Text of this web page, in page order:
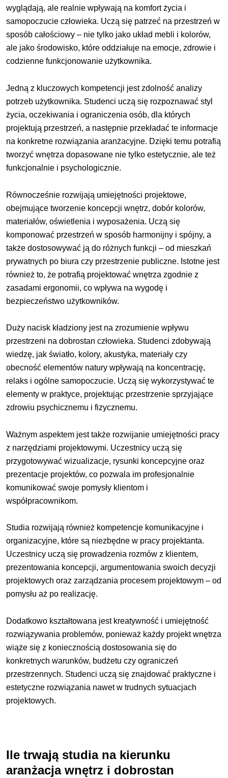
wyglądają, ale realnie wpływają na komfort życia i
samopoczucie człowieka. Uczą się patrzeć na przestrzeń w
sposób całościowy – nie tylko jako układ mebli i kolorów,
ale jako środowisko, które oddziałuje na emocje, zdrowie i
codzienne funkcjonowanie użytkownika.
Jedną z kluczowych kompetencji jest zdolność analizy
potrzeb użytkownika. Studenci uczą się rozpoznawać styl
życia, oczekiwania i ograniczenia osób, dla których
projektują przestrzeń, a następnie przekładać te informacje
na konkretne rozwiązania aranżacyjne. Dzięki temu potrafią
tworzyć wnętrza dopasowane nie tylko estetycznie, ale też
funkcjonalnie i psychologicznie.
Równocześnie rozwijają umiejętności projektowe,
obejmujące tworzenie koncepcji wnętrz, dobór kolorów,
materiałów, oświetlenia i wyposażenia. Uczą się
komponować przestrzeń w sposób harmonijny i spójny, a
także dostosowywać ją do różnych funkcji – od mieszkań
prywatnych po biura czy przestrzenie publiczne. Istotne jest
również to, że potrafią projektować wnętrza zgodnie z
zasadami ergonomii, co wpływa na wygodę i
bezpieczeństwo użytkowników.
Duży nacisk kładziony jest na zrozumienie wpływu
przestrzeni na dobrostan człowieka. Studenci zdobywają
wiedzę, jak światło, kolory, akustyka, materiały czy
obecność elementów natury wpływają na koncentrację,
relaks i ogólne samopoczucie. Uczą się wykorzystywać te
elementy w praktyce, projektując przestrzenie sprzyjające
zdrowiu psychicznemu i fizycznemu.
Ważnym aspektem jest także rozwijanie umiejętności pracy
z narzędziami projektowymi. Uczestnicy uczą się
przygotowywać wizualizacje, rysunki koncepcyjne oraz
prezentacje projektów, co pozwala im profesjonalnie
komunikować swoje pomysły klientom i
współpracownikom.
Studia rozwijają również kompetencje komunikacyjne i
organizacyjne, które są niezbędne w pracy projektanta.
Uczestnicy uczą się prowadzenia rozmów z klientem,
prezentowania koncepcji, argumentowania swoich decyzji
projektowych oraz zarządzania procesem projektowym – od
pomysłu aż po realizację.
Dodatkowo kształtowana jest kreatywność i umiejętność
rozwiązywania problemów, ponieważ każdy projekt wnętrza
wiąże się z koniecznością dostosowania się do
konkretnych warunków, budżetu czy ograniczeń
przestrzennych. Studenci uczą się znajdować praktyczne i
estetyczne rozwiązania nawet w trudnych sytuacjach
projektowych.
Ile trwają studia na kierunku
aranżacja wnętrz i dobrostan